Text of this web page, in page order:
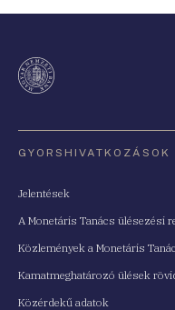
GYORSHIVATKOZÁSOK
Jelentések
A Monetáris Tanács ülésezési
Közlemények a Monetáris
Kamatmeghatározó ülések
Közérdekű adatok